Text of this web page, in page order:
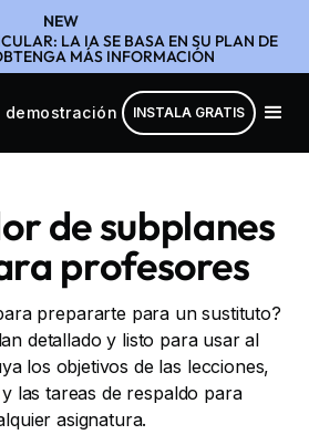
NEW
LA IA SE BASA EN SU PLAN DE
MÁS INFORMACIÓN
demostración INSTALA GRATIS
de subplanes
profesores
prepararte para un sustituto?
detallado y listo para usar al
los objetivos de las lecciones,
las tareas de respaldo para
asignatura.